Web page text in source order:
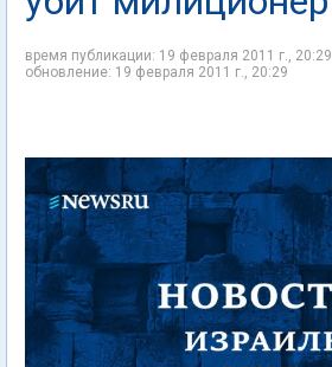
время публикации: 19 февраля 2011 г.,
обновление: 19 февраля 2011 г., 20:29